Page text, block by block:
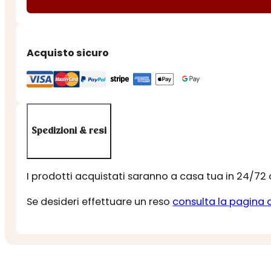
quantità
Acquisto sicuro
Spedizioni & resi
I prodotti acquistati saranno a casa tua in 24/72
Se desideri effettuare un reso consulta la pagina